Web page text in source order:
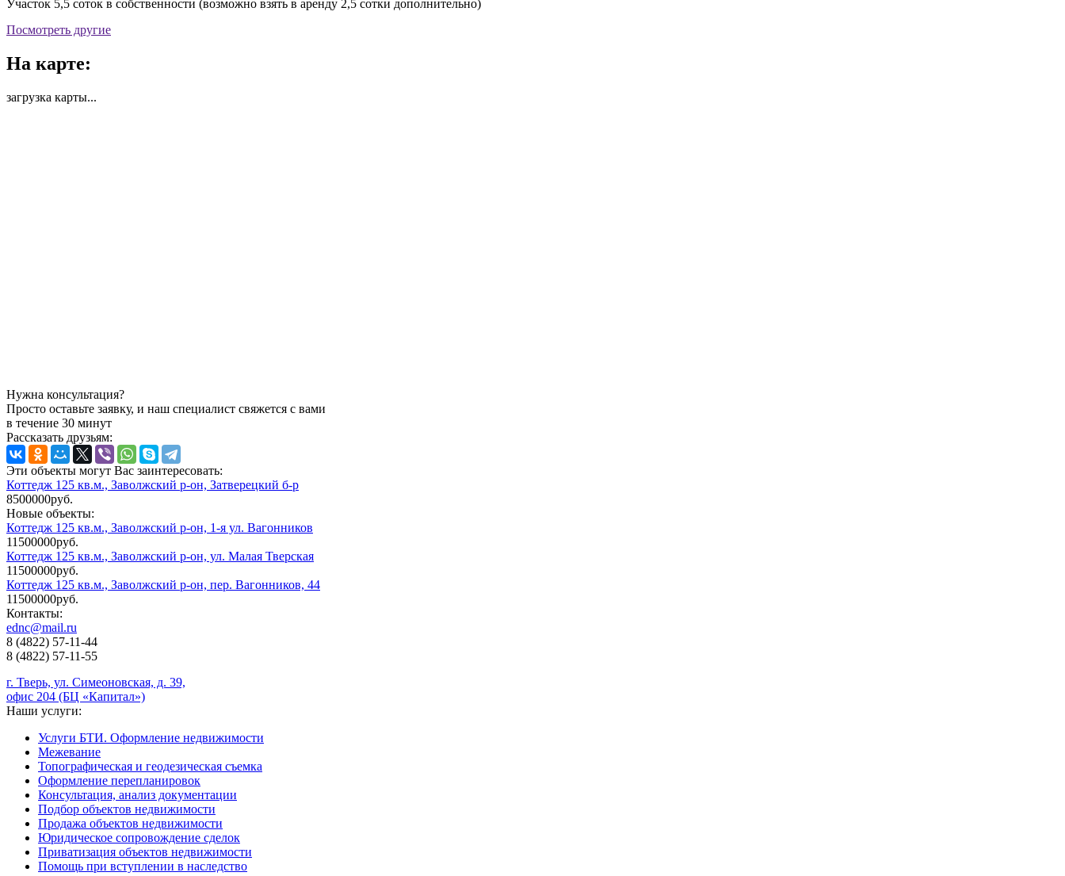
Участок 5,5 соток в собственности (возможно взять в аренду 2,5 сотки дополнительно)
Посмотреть другие
На карте:
загрузка карты...
Нужна консультация?
Просто оставьте заявку, и наш специалист свяжется с вами
в течение 30 минут
Рассказать друзьям:
Эти объекты могут Вас заинтересовать:
Коттедж 125 кв.м., Заволжский р-он, Затверецкий б-р
8500000руб.
Новые объекты:
Коттедж 125 кв.м., Заволжский р-он, 1-я ул. Вагонников
11500000руб.
Коттедж 125 кв.м., Заволжский р-он, ул. Малая Тверская
11500000руб.
Коттедж 125 кв.м., Заволжский р-он, пер. Вагонников, 44
11500000руб.
Контакты:
ednc@mail.ru
8 (4822) 57-11-44
8 (4822) 57-11-55
г. Тверь, ул. Симеоновская, д. 39,
офис 204 (БЦ «Капитал»)
Наши услуги:
Услуги БТИ. Оформление недвижимости
Межевание
Топографическая и геодезическая съемка
Оформление перепланировок
Консультация, анализ документации
Подбор объектов недвижимости
Продажа объектов недвижимости
Юридическое сопровождение сделок
Приватизация объектов недвижимости
Помощь при вступлении в наследство